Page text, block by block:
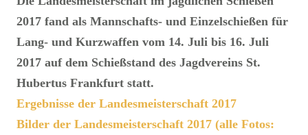
2017 fand als Mannschafts- und Einzelschießen für
Lang- und Kurzwaffen vom 14. Juli bis 16. Juli
2017 auf dem Schießstand des Jagdvereins St.
Hubertus Frankfurt statt.
Ergebnisse der Landesmeisterschaft 2017
Bilder der Landesmeisterschaft 2017 (alle Fotos: